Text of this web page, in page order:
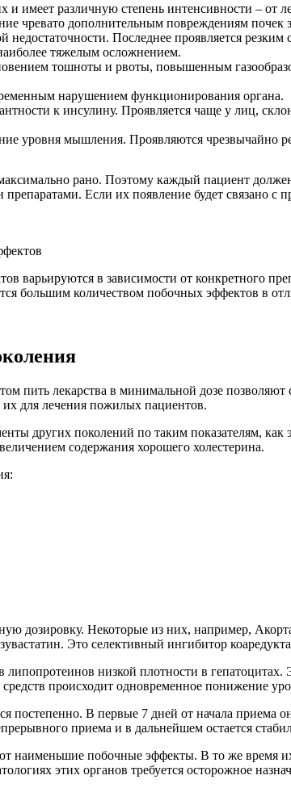
и имеет различную степень интенсивности –
чревато дополнительным повреждениям почек
Последнее проявляется
тяжелым осложнением.
тошноты и рвоты, повышенным
нарушением функционирования органа.
к инсулину. Проявляется чаще у лиц,
уровня мышления. Проявляются чрезвычайно
рано. Поэтому каждый пациент
Если их появление будет связано с
варьируются в зависимости от конкретного
большим количеством побочных эффектов в
пить лекарства в минимальной дозе
для лечения пожилых пациентов.
других поколений по таким показателям,
содержания хорошего холестерина.
дозировку. Некоторые из них, например,
Это селективный ингибитор
низкой плотности в гепатоцитах.
происходит одновременное понижение
постепенно. В первые 7 дней от начала приема
приема и в дальнейшем остается
наименьшие побочные эффекты. В то же время
этих органов требуется осторожное